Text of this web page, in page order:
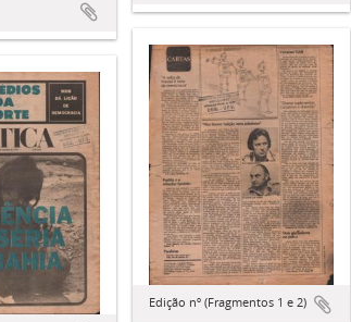
Edição nº (Fragmentos 1 e 2)